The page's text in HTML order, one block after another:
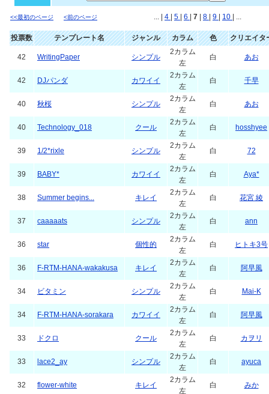
<<最初のページ <前のページ ... | 4 5 6 7 8 9 10 | ...
投票数 テンプレート名 ジャンル カラム 色 クリエイタ
42 WritingPaper シンプル
2カラム
左
白 あお
42 DJパンダ カワイイ
2カラム
左
白 千早
40 秋桜 シンプル
2カラム
左
白 あお
40 Technology_018 クール
2カラム
左
白 hosshyee
39 1/2*rixle シンプル
2カラム
左
白 72
39 BABY* カワイイ
2カラム
左
白 Aya*
38 Summer begins... キレイ
2カラム
左
白 花宮 綾
37 caaaaats シンプル
2カラム
左
白 ann
36 star 個性的
2カラム
左
白 ヒトキ3号
36 F-RTM-HANA-wakakusa キレイ
2カラム
左
白 阿早風
34 ビタミン シンプル
2カラム
左
白 Mai-K
34 F-RTM-HANA-sorakara カワイイ
2カラム
左
白 阿早風
33 ドクロ クール
2カラム
左
白 カヲリ
33 lace2_ay シンプル
2カラム
左
白 ayuca
32 flower-white キレイ
2カラム
左
白 みか